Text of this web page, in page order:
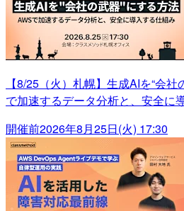
【8/25（火）札幌】生成AIを“会
で加速するデータ分析と、安全に
開催前2026年8月25日(火) 17:30